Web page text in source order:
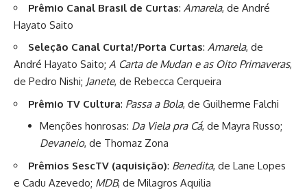
Prêmio Canal Brasil de Curtas: Amarela, de André
Hayato Saito
Seleção Canal Curta!/Porta Curtas: Amarela, de
André Hayato Saito; A Carta de Mudan e as Oito Primaveras,
de Pedro Nishi; Janete, de Rebecca Cerqueira
Prêmio TV Cultura: Passa a Bola, de Guilherme Falchi
Menções honrosas: Da Viela pra Cá, de Mayra Russo;
Devaneio, de Thomaz Zona
Prêmios SescTV (aquisição): Benedita, de Lane Lopes
e Cadu Azevedo; MDB, de Milagros Aquilia